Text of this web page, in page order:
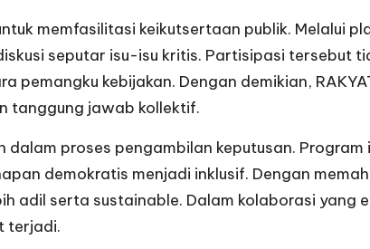
memfasilitasi keikutsertaan publik. Melalui
seputar isu-isu kritis. Partisipasi tersebut
kebijakan. Dengan demikian,
tanggung jawab kollektif.
dalam proses pengambilan keputusan.
demokratis menjadi inklusif. Dengan
adil serta sustainable. Dalam kolaborasi
terjadi.